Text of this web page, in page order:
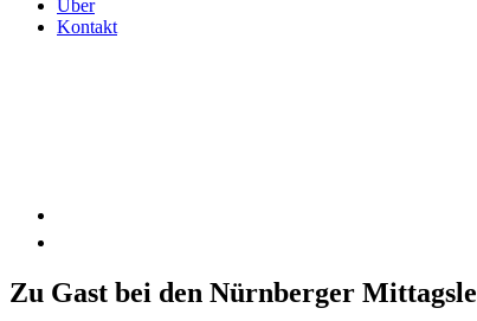
Über
Kontakt
Zu Gast bei den Nürnberger